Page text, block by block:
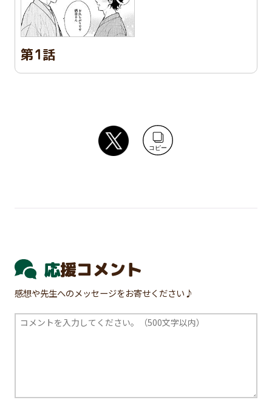
第1話
コピー
応援コメント
感想や先生へのメッセージをお寄せください♪